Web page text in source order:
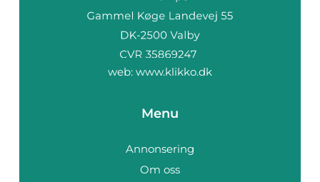
web: www.klikko.dk
Menu
Annonsering
Om oss